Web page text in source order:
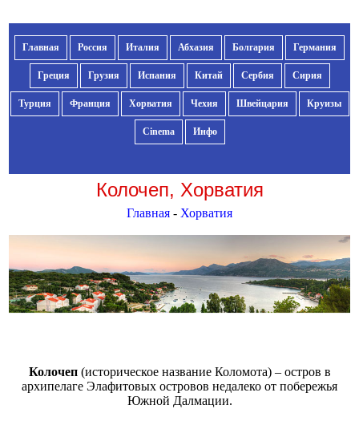
Главная Россия Италия Абхазия Болгария Германия
Греция Грузия Испания Китай Сербия Сирия
Турция Франция Хорватия Чехия Швейцария Круизы
Cinema Инфо
Колочеп, Хорватия
Главная - Хорватия
Колочеп(историческое название Коломота) – остров в
архипелаге Элафитовых островов недалеко от побережья
Южной Далмации.